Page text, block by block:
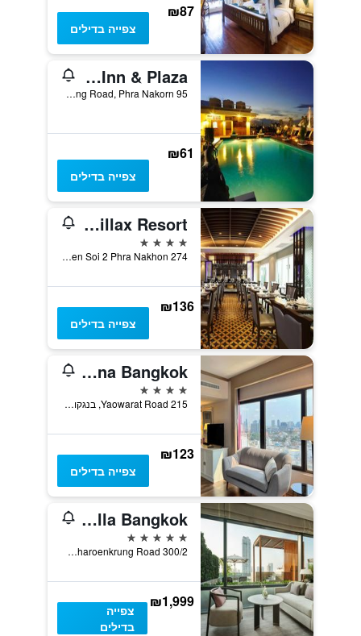
₪87
צפייה בדילים
Rambuttri Village Inn & Plaza
95 Soi Ram Buttri, Chakkra Phong Road, Phra Nakorn, בנגקוק, תאילנד
₪61
צפייה בדילים
Chillax Resort
4 כוכבים
274 Samsen Soi 2 Phra Nakhon, בנגקוק, תאילנד
₪136
צפייה בדילים
Grand China Bangkok
4 כוכבים
215 Yaowarat Road, בנגקוק, תאילנד
₪123
צפייה בדילים
Capella Bangkok
5 כוכבים
300/2 Charoenkrung Road, בנגקוק, תאילנד
₪1,999
צפייה
בדילים